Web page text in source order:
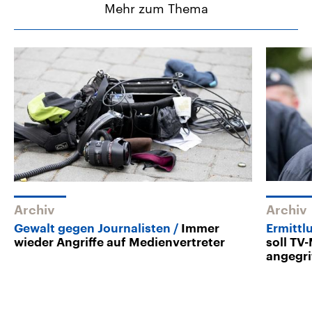
Mehr zum Thema
Archiv
Gewalt gegen Journalisten
Immer
wieder Angriffe auf Medienvertreter
Archiv
soll